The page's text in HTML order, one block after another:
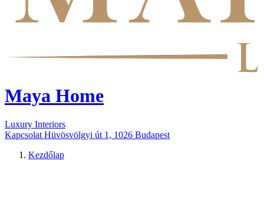
Maya Home
Luxury Interiors
Kapcsolat Hüvösvölgyi út 1, 1026 Budapest
Kezdőlap